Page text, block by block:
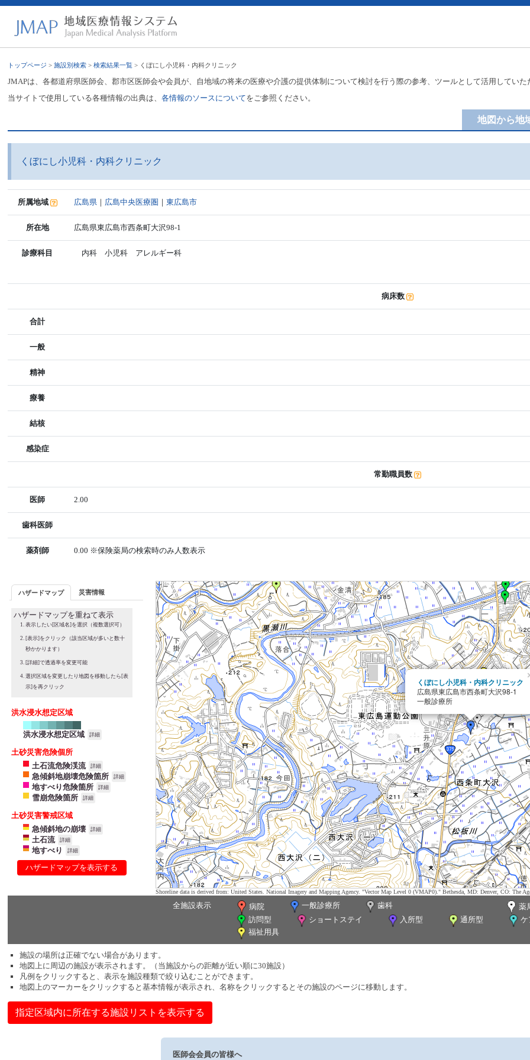
トップページ >施設別検索 >検索結果一覧 > くぼにし小児科・内科クリニック
JMAPは、各都道府県医師会、郡市区医師会や会員が、自地域の将来の医療や介護の提供体制について検討を行う際の参考、ツールとして活用してい
当サイトで使用している各種情報の出典は、各情報のソースについてをご参照ください。
地図から地
くぼにし小児科・内科クリニック
所属地域 広島県 ｜ 広島中央医療圏 ｜東広島市
所在地 広島県東広島市西条町大沢98-1
診療科目 内科 小児科 アレルギー科
病床数
合計
一般
精神
療養
結核
感染症
常勤職員数
医師 2.00
歯科医師
薬剤師 0.00 ※保険薬局の検索時のみ人数表示
ハザードマップ 災害情報
ハザードマップを重ねて表示
表示したい[区域名]を選択（複数選択可）
[表示]をクリック（該当区域が多いと数十
秒かかります）
[詳細]で透過率を変更可能
選択区域を変更したり地図を移動したら[表
示]を再クリック
洪水浸水想定区域
洪水浸水想定区域 詳細
土砂災害危険個所
土石流危険渓流
詳細
急傾斜地崩壊危険箇所 詳細
地すべり危険箇所 詳細
雪崩危険箇所 詳細
土砂災害警戒区域
急傾斜地の崩壊
詳細
土石流 詳細
地すべり 詳細
ハザードマップを表示する
くぼにし小児科・内科クリニック
広島県東広島市西条町大沢98-1
一般診療所
Shoreline data is derived from: United States. National Imagery and Mapping Agency. "Vector Map Level 0 (VMAP0)." Bethesda, MD: Denver, CO: The
全施設表示 病院 一般診療所 歯科
薬
訪問型
ショートステイ 入所型 通所型
ケ
福祉用具
施設の場所は正確でない場合があります。
地図上に周辺の施設が表示されます。（当施設からの距離が近い順に30施設）
凡例をクリックすると、表示を施設種類で絞り込むことができます。
地図上のマーカーをクリックすると基本情報が表示され、名称をクリックするとその施設のページに移動します。
指定区域内に所在する施設リストを表示する
医師会会員の皆様へ